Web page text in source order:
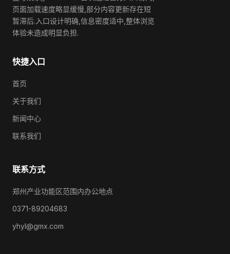
页面加载速度略显缓慢,部分内容更新存在短
暂滞后.入口设计明确,信息密度适中,整体浏览
体验未造成明显负担.
快捷入口
首页
关于我们
新闻中心
联系我们
联系方式
郑州产业功能区范围内办公地点
0371-89204683
yhyl@gmx.com